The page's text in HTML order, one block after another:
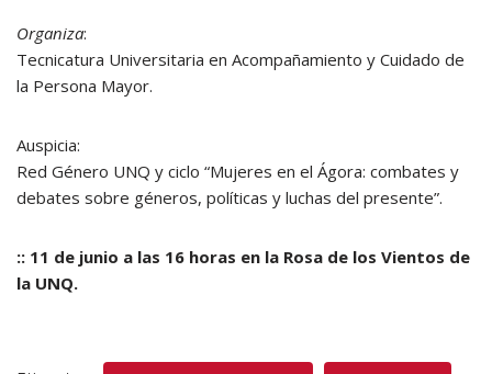
Organiza:
Tecnicatura Universitaria en Acompañamiento y Cuidado de
la Persona Mayor.
Auspicia:
Red Género UNQ y ciclo “Mujeres en el Ágora: combates y
debates sobre géneros, políticas y luchas del presente”.
:: 11 de junio a las 16 horas en la Rosa de los Vientos de
la UNQ.